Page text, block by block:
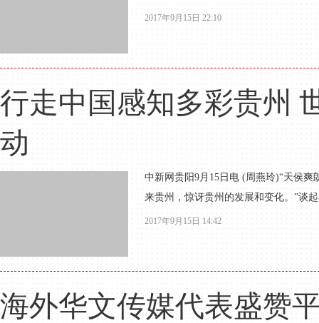
2017年9月15日 22:10
行走中国感知多彩贵州
动
中新网贵阳9月15日电 (周燕玲)“天侯
来贵州，惊讶贵州的发展和变化。”谈
2017年9月15日 14:42
海外华文传媒代表盛赞